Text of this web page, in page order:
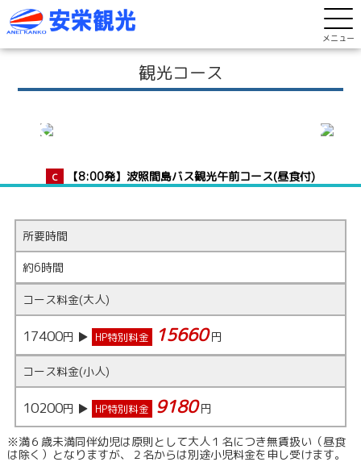
メニュー
観光コース
C 【8:00発】波照間島バス観光午前コース(昼食付)
所要時間
約6時間
コース料金(大人)
17400円 ▶ HP特別料金 15660 円
コース料金(小人)
10200円 ▶ HP特別料金 9180 円
※満６歳未満同伴幼児は原則として大人１名につき無賃扱い（昼食
は除く）となりますが、２名からは別途小児料金を申し受けます。